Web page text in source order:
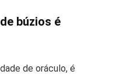
búzios é
de oráculo, é